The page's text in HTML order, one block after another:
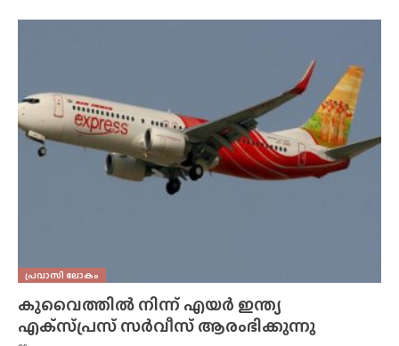
പ്രവാസി ലോകം
കുവൈത്തിൽ നിന്ന് എയർ ഇന്ത്യ
എക്‌സ്‌പ്രസ്‌ സർവീസ് ആരംഭിക്കുന്നു